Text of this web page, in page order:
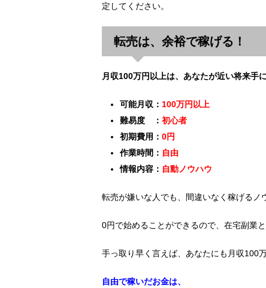
定してください。
転売は、余裕で稼げる！
月収100万円以上は、あなたが近い将来手
可能月収： 100万円以上
難易度 ： 初心者
初期費用： 0円
作業時間： 自由
情報内容： 自動ノウハウ
転売が嫌いな人でも、間違いなく稼げるノ
0円で始めることができるので、在宅副業
手っ取り早く言えば、あなたにも月収100
自由で稼いだお金は、